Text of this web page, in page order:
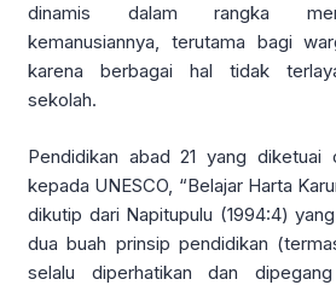
dinamis dalam rangka
kemanusiannya, terutama bagi
karena berbagai hal tidak
sekolah.
Pendidikan abad 21 yang diketuai
kepada UNESCO, “Belajar Harta
dikutip dari Napitupulu (1994:4)
dua buah prinsip pendidikan
selalu diperhatikan dan